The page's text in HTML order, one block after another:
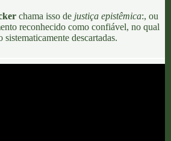
chama isso de justiça epistêmica:, ou
reconhecido como confiável, no qual
descartadas.